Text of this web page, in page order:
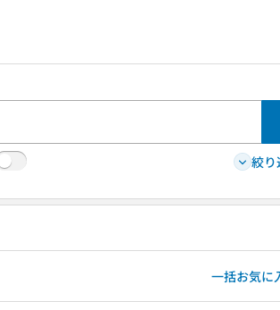
絞り
一括お気に